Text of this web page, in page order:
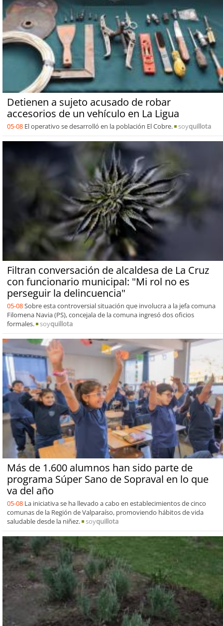
Detienen a sujeto acusado de robar
accesorios de un vehículo en La Ligua
05-08 El operativo se desarrolló en la población El Cobre. soyquillota
Filtran conversación de alcaldesa de La Cruz
con funcionario municipal: "Mi rol no es
perseguir la delincuencia"
05-08Sobre esta controversial situación que involucra a la jefa comuna
Filomena Navia (PS), concejala de la comuna ingresó dos oficios
formales.
soyquillota
Más de 1.600 alumnos han sido parte de
programa Súper Sano de Sopraval en lo que
va del año
05-08 La iniciativa se ha llevado a cabo en establecimientos de cinco
comunas de la Región de Valparaíso, promoviendo hábitos de vida
saludable desde la niñez.
soyquillota